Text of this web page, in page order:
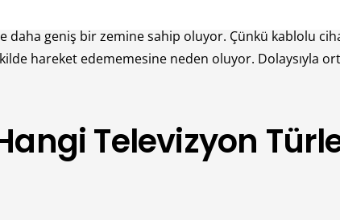
akıllı telefonlardan akıllı televizyonlara daha
daha geniş bir zemine sahip oluyor. Çünkü kablolu
hareket edememesine neden oluyor. Dolaysıyla
Televizyon